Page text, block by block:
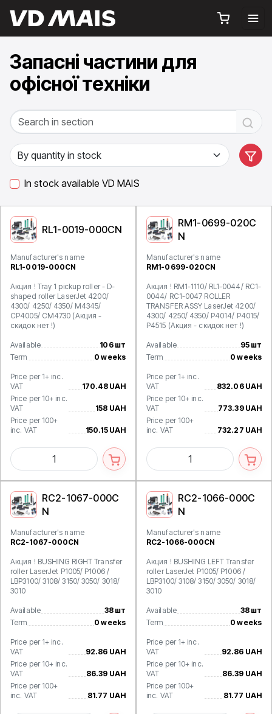
Запасні частини для
офісної техніки
In stock available VD MAIS
RL1-0019-000CN
Manufacturer's name
RL1-0019-000CN
Акция ! Tray 1 pickup roller - D-
shaped roller LaserJet 4200/
4300/ 4250/ 4350/ M4345/
CP4005/ CM4730 (Акция -
скидок нет !)
Available
106 шт
Term
0 weeks
Price per 1+ inc.
VAT
170.48 UAH
Price per 10+ inc.
VAT
158 UAH
Price per 100+
inc. VAT
150.15 UAH
RM1-0699-020C
N
Manufacturer's name
RM1-0699-020CN
Акция ! RM1-1110/ RL1-0044/ RC1-
0044/ RC1-0047 ROLLER
TRANSFER ASSY LaserJet 4200/
4300/ 4250/ 4350/ P4014/ P4015/
P4515 (Акция - скидок нет !)
Available
95 шт
Term
0 weeks
Price per 1+ inc.
VAT
832.06 UAH
Price per 10+ inc.
VAT
773.39 UAH
Price per 100+
inc. VAT
732.27 UAH
RC2-1067-000C
N
Manufacturer's name
RC2-1067-000CN
Акция ! BUSHING RIGHT Transfer
roller LaserJet P1005/ P1006 /
LBP3100/ 3108/ 3150/ 3050/ 3018/
3010
Available
38 шт
Term
0 weeks
Price per 1+ inc.
VAT
92.86 UAH
Price per 10+ inc.
VAT
86.39 UAH
Price per 100+
inc. VAT
81.77 UAH
RC2-1066-000C
N
Manufacturer's name
RC2-1066-000CN
Акция ! BUSHING LEFT Transfer
roller LaserJet P1005/ P1006 /
LBP3100/ 3108/ 3150/ 3050/ 3018/
3010
Available
38 шт
Term
0 weeks
Price per 1+ inc.
VAT
92.86 UAH
Price per 10+ inc.
VAT
86.39 UAH
Price per 100+
inc. VAT
81.77 UAH